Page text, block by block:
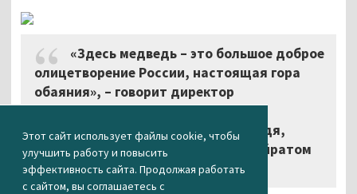
Этот сайт использует файлы cookie, чтобы
улучшить работу и повысить
эффективность сайта. Продолжая работать
с сайтом, вы соглашаетесь с
«Здесь медведь – это большое доброе
олицетворение России, настоящая гора
обаяния», – говорит директор
Нижнетагильского цирка Руслан
Марчевский про скульптуру Медведя,
созданную анималистом из Уфы Айратом
Маглиевым.